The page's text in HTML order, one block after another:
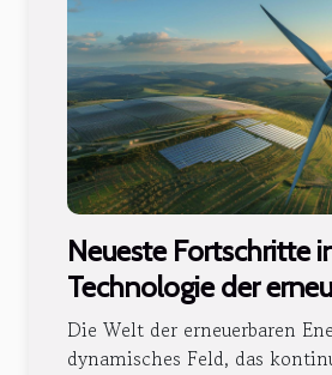
Neueste Fortschritte
Technologie der
Energien und deren
Die Welt der erneuerbaren
dynamisches Feld, das